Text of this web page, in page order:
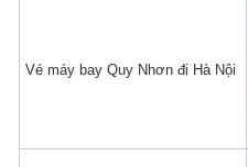
Vé máy bay Quy Nhơn đi Hà Nội